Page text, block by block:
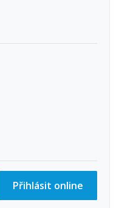
Přihlásit online